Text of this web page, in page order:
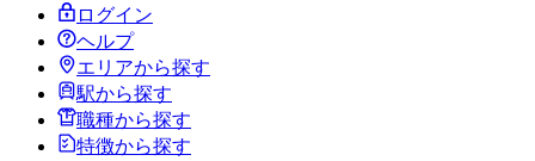
ログイン
ヘルプ
エリアから探す
駅から探す
職種から探す
特徴から探す